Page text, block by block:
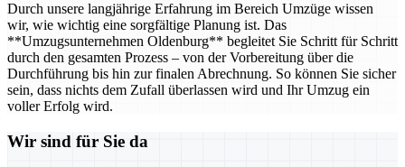
Durch unsere langjährige Erfahrung im Bereich Umzüge wissen
wir, wie wichtig eine sorgfältige Planung ist. Das
**Umzugsunternehmen Oldenburg** begleitet Sie Schritt für Schritt
durch den gesamten Prozess – von der Vorbereitung über die
Durchführung bis hin zur finalen Abrechnung. So können Sie sicher
sein, dass nichts dem Zufall überlassen wird und Ihr Umzug ein
voller Erfolg wird.
Wir sind für Sie da